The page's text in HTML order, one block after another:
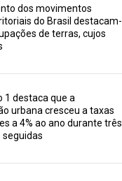
dos movimentos
do Brasil destacam-
de terras, cujos
1 destaca que a
urbana cresceu a taxas
a 4% ao ano durante três
seguidas